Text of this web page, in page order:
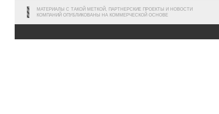
МАТЕРИАЛЫ С ТАКОЙ МЕТКОЙ, ПАРТНЕРСКИЕ ПРОЕКТЫ И НОВОСТИ
КОМПАНИЙ ОПУБЛИКОВАНЫ НА КОММЕРЧЕСКОЙ ОСНОВЕ